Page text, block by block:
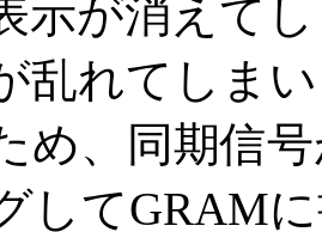
示が消えて
乱れてしま
、同期信号
してGRAM